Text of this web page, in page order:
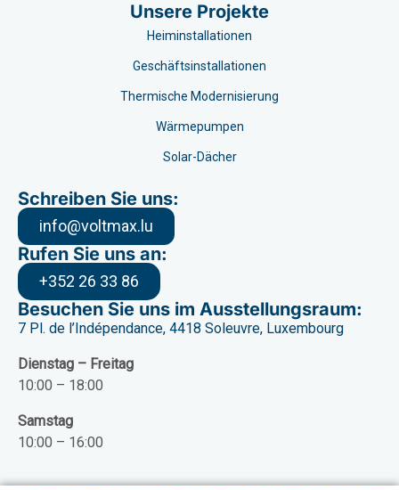
Unsere Projekte
Heiminstallationen
Geschäftsinstallationen
Thermische Modernisierung
Wärmepumpen
Solar-Dächer
Schreiben Sie uns:
info@voltmax.lu
Rufen Sie uns an:
+352 26 33 86
Besuchen Sie uns im Ausstellungsraum:
7 Pl. de l’Indépendance, 4418 Soleuvre, Luxembourg
Dienstag – Freitag
10:00 – 18:00
Samstag
10:00 – 16:00